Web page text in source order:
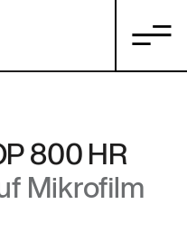
800 HR
Mikrofilm